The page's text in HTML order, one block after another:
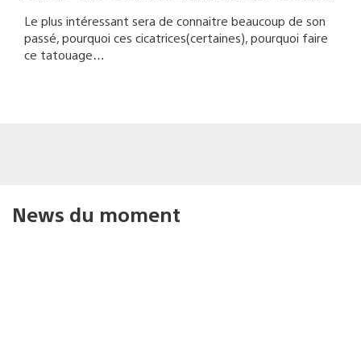
Le plus intéressant sera de connaitre beaucoup de son
passé, pourquoi ces cicatrices(certaines), pourquoi faire
ce tatouage…
News du moment